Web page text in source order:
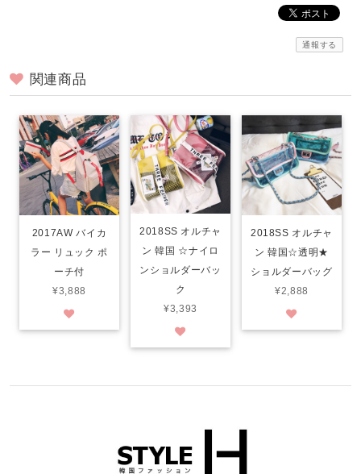
通報する
関連商品
2017AW バイカ
ラー リュック ポ
ーチ付
¥3,888
2018SS オルチャ
ン 韓国 ☆ナイロ
ンショルダーバッ
ク
¥3,393
2018SS オルチャ
ン 韓国☆透明★
ショルダーバッグ
¥2,888